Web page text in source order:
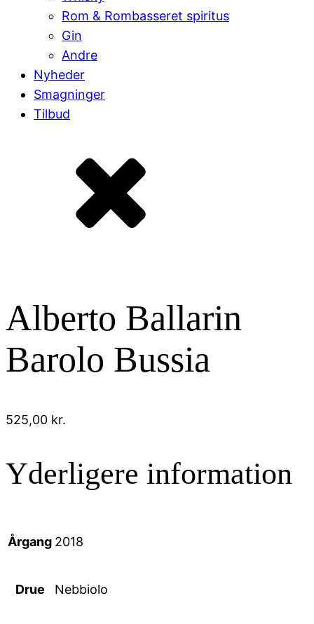
Rom & Rombasseret spiritus
Gin
Andre
Nyheder
Smagninger
Tilbud
Alberto Ballarin
Barolo Bussia
525,00 kr.
Yderligere information
Årgang 2018
Drue Nebbiolo